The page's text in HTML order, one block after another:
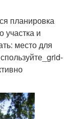
планировка
участка и
место для